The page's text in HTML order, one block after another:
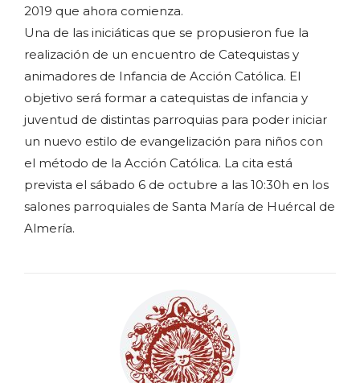
2019 que ahora comienza.
Una de las iniciáticas que se propusieron fue la
realización de un encuentro de Catequistas y
animadores de Infancia de Acción Católica. El
objetivo será formar a catequistas de infancia y
juventud de distintas parroquias para poder iniciar
un nuevo estilo de evangelización para niños con
el método de la Acción Católica. La cita está
prevista el sábado 6 de octubre a las 10:30h en los
salones parroquiales de Santa María de Huércal de
Almería.